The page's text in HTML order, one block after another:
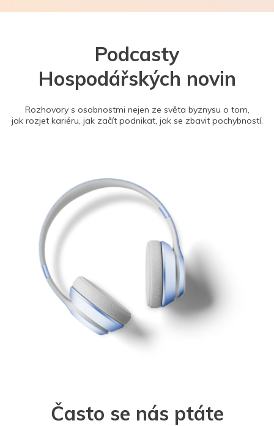
Podcasty
Hospodářských novin
Rozhovory s osobnostmi nejen ze světa byznysu o tom,
jak rozjet kariéru, jak začít podnikat, jak se zbavit pochybností.
Často se nás ptáte